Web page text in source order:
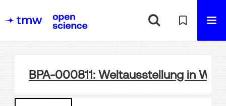
BPA-000811: Weltausstellung in